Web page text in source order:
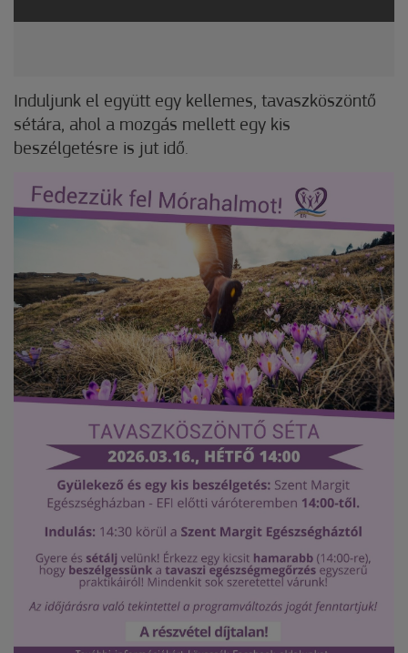
Induljunk el együtt egy kellemes, tavaszköszöntő
sétára, ahol a mozgás mellett egy kis
beszélgetésre is jut idő.